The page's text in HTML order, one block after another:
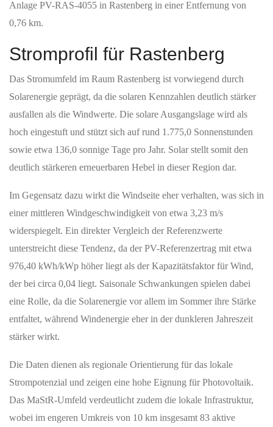
Anlage PV-RAS-4055 in Rastenberg in einer Entfernung von
0,76 km.
Stromprofil für Rastenberg
Das Stromumfeld im Raum Rastenberg ist vorwiegend durch
Solarenergie geprägt, da die solaren Kennzahlen deutlich stärker
ausfallen als die Windwerte. Die solare Ausgangslage wird als
hoch eingestuft und stützt sich auf rund 1.775,0 Sonnenstunden
sowie etwa 136,0 sonnige Tage pro Jahr. Solar stellt somit den
deutlich stärkeren erneuerbaren Hebel in dieser Region dar.
Im Gegensatz dazu wirkt die Windseite eher verhalten, was sich in
einer mittleren Windgeschwindigkeit von etwa 3,23 m/s
widerspiegelt. Ein direkter Vergleich der Referenzwerte
unterstreicht diese Tendenz, da der PV-Referenzertrag mit etwa
976,40 kWh/kWp höher liegt als der Kapazitätsfaktor für Wind,
der bei circa 0,04 liegt. Saisonale Schwankungen spielen dabei
eine Rolle, da die Solarenergie vor allem im Sommer ihre Stärke
entfaltet, während Windenergie eher in der dunkleren Jahreszeit
stärker wirkt.
Die Daten dienen als regionale Orientierung für das lokale
Strompotenzial und zeigen eine hohe Eignung für Photovoltaik.
Das MaStR-Umfeld verdeutlicht zudem die lokale Infrastruktur,
wobei im engeren Umkreis von 10 km insgesamt 83 aktive